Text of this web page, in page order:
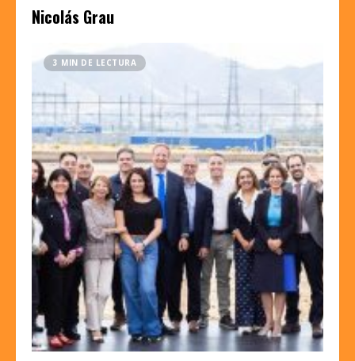
Nicolás Grau
3 MIN DE LECTURA